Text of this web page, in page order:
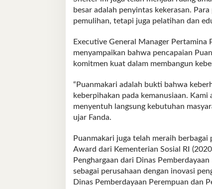
besar adalah penyintas kekerasan.
pemulihan, tetapi juga pelatihan dan
Executive General Manager Pertamina
menyampaikan bahwa pencapaian
komitmen kuat dalam membangun
“Puanmakari adalah bukti bahwa
keberpihakan pada kemanusiaan.
menyentuh langsung kebutuhan
ujar Fanda.
Puanmakari juga telah meraih
Award dari Kementerian Sosial RI
Penghargaan dari Dinas
sebagai perusahaan dengan inovasi
Dinas Pemberdayaan Perempuan dan